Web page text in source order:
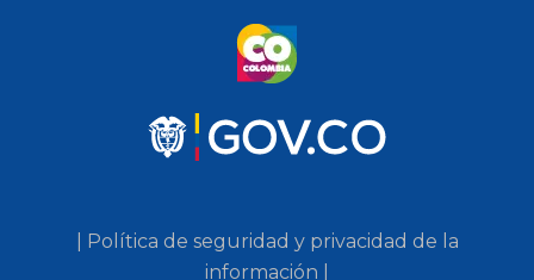
| Política de seguridad y privacidad de la
información |